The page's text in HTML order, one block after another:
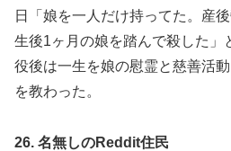
日「娘を一人だけ持ってた。産
生後1ヶ月の娘を踏んで殺した」
役後は一生を娘の慰霊と慈善活
を教わった。
26. 名無しのReddit住民